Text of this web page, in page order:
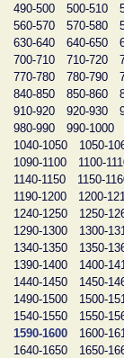
490-500
500-510
560-570
570-580
630-640
640-650
700-710
710-720
770-780
780-790
840-850
850-860
910-920
920-930
980-990
990-1000
1040-1050
1050-
1090-1100
1100-
1140-1150
1150-
1190-1200
1200-
1240-1250
1250-
1290-1300
1300-
1340-1350
1350-
1390-1400
1400-
1440-1450
1450-
1490-1500
1500-
1540-1550
1550-
1590-1600
1600-
1640-1650
1650-